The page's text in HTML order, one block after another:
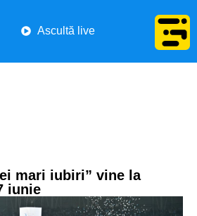
Ascultă live
mari iubiri” vine la
iunie